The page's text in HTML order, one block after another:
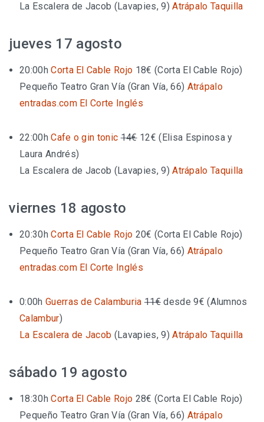
La Escalera de Jacob (Lavapies, 9) Atrápalo Taquilla
jueves 17 agosto
20:00h Corta El Cable Rojo 18€ (Corta El Cable Rojo)
Pequeño Teatro Gran Vía (Gran Vía, 66) Atrápalo
entradas.com El Corte Inglés
22:00h Cafe o gin tonic 14€12€ (Elisa Espinosa y
Laura Andrés)
La Escalera de Jacob (Lavapies, 9) Atrápalo Taquilla
viernes 18 agosto
20:30h Corta El Cable Rojo 20€ (Corta El Cable Rojo)
Pequeño Teatro Gran Vía (Gran Vía, 66) Atrápalo
entradas.com El Corte Inglés
0:00h Guerras de Calamburia 11€desde 9€ (Alumnos
Calambur)
La Escalera de Jacob (Lavapies, 9) Atrápalo Taquilla
sábado 19 agosto
18:30h Corta El Cable Rojo 28€ (Corta El Cable Rojo)
Pequeño Teatro Gran Vía (Gran Vía, 66) Atrápalo